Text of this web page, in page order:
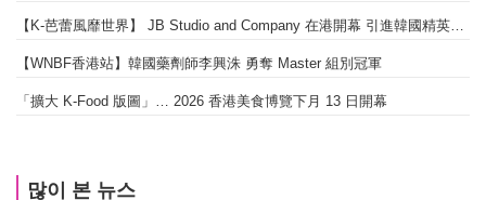
【K-芭蕾風靡世界】 JB Studio and Company 在港開幕 引進韓國精英芭蕾教育系統
【WNBF香港站】韓國藥劑師李興洙 勇奪 Master 組別冠軍
「擴大 K-Food 版圖」… 2026 香港美食博覽下月 13 日開幕
많이 본 뉴스